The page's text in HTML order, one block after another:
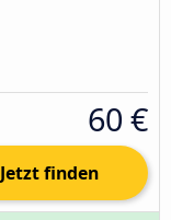
60 €
Jetzt finden